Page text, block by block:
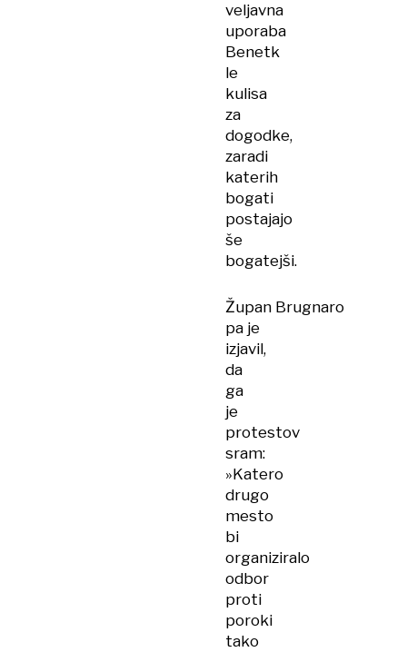
veljavna
uporaba
Benetk
le
kulisa
za
dogodke,
zaradi
katerih
bogati
postajajo
še
bogatejši.
Župan Brugnaro
pa je
izjavil,
da
ga
je
protestov
sram:
»Katero
drugo
mesto
bi
organiziralo
odbor
proti
poroki
tako